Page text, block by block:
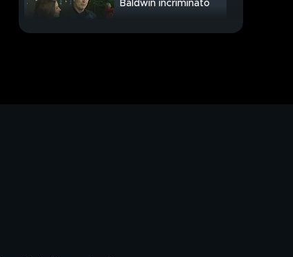
Baldwin incriminato